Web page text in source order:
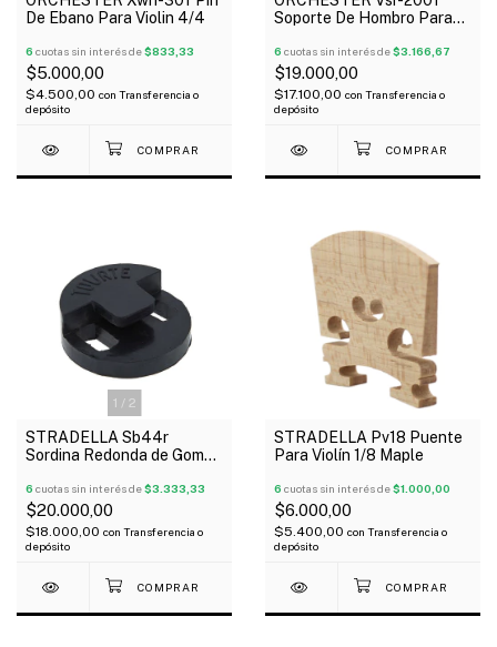
De Ebano Para Violin 4/4
6 cuotas sin interés de$833,33
$5.000,00
$4.500,00 con Transferencia o
depósito
Soporte De Hombro Para
6 cuotas sin interés de$3.166,67
$19.000,00
$17.100,00 con Transferencia o
depósito
1 / 2
STRADELLA Sb44r
Sordina Redonda de Goma
6 cuotas sin interés de$3.333,33
$20.000,00
$18.000,00 con Transferencia o
depósito
STRADELLA Pv18 Puente
Para Violín 1/8 Maple
6 cuotas sin interés de$1.000,00
$6.000,00
$5.400,00 con Transferencia o
depósito